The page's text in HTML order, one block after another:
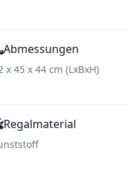
Abmessungen
x 45 x 44 cm (LxBxH)
Regalmaterial